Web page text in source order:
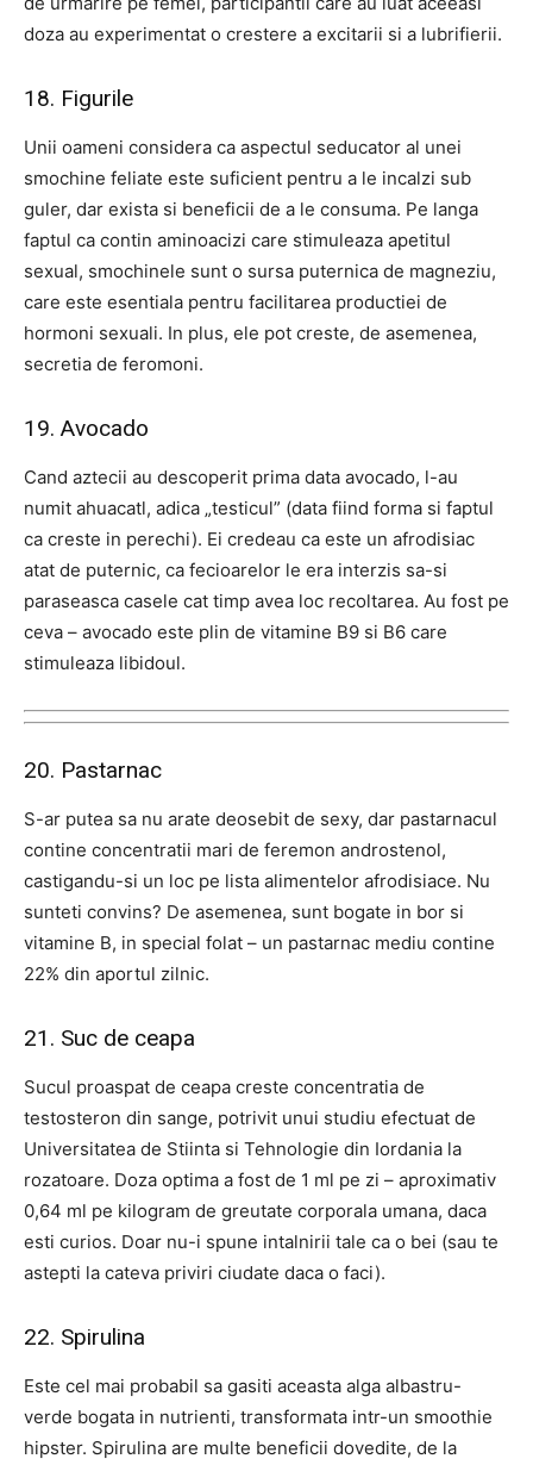
doza au experimentat o crestere a excitarii si a lubrifierii.
18. Figurile
Unii oameni considera ca aspectul seducator al unei
smochine feliate este suficient pentru a le incalzi sub
guler, dar exista si beneficii de a le consuma. Pe langa
faptul ca contin aminoacizi care stimuleaza apetitul
sexual, smochinele sunt o sursa puternica de magneziu,
care este esentiala pentru facilitarea productiei de
hormoni sexuali. In plus, ele pot creste, de asemenea,
secretia de feromoni.
19. Avocado
Cand aztecii au descoperit prima data avocado, l-au
numit ahuacatl, adica „testicul” (data fiind forma si faptul
ca creste in perechi). Ei credeau ca este un afrodisiac
atat de puternic, ca fecioarelor le era interzis sa-si
paraseasca casele cat timp avea loc recoltarea. Au fost pe
ceva – avocado este plin de vitamine B9 si B6 care
stimuleaza libidoul.
20. Pastarnac
S-ar putea sa nu arate deosebit de sexy, dar pastarnacul
contine concentratii mari de feremon androstenol,
castigandu-si un loc pe lista alimentelor afrodisiace. Nu
sunteti convins? De asemenea, sunt bogate in bor si
vitamine B, in special folat – un pastarnac mediu contine
22% din aportul zilnic.
21. Suc de ceapa
Sucul proaspat de ceapa creste concentratia de
testosteron din sange, potrivit unui studiu efectuat de
Universitatea de Stiinta si Tehnologie din Iordania la
rozatoare. Doza optima a fost de 1 ml pe zi – aproximativ
0,64 ml pe kilogram de greutate corporala umana, daca
esti curios. Doar nu-i spune intalnirii tale ca o bei (sau te
astepti la cateva priviri ciudate daca o faci).
22. Spirulina
Este cel mai probabil sa gasiti aceasta alga albastru-
verde bogata in nutrienti, transformata intr-un smoothie
hipster. Spirulina are multe beneficii dovedite, de la